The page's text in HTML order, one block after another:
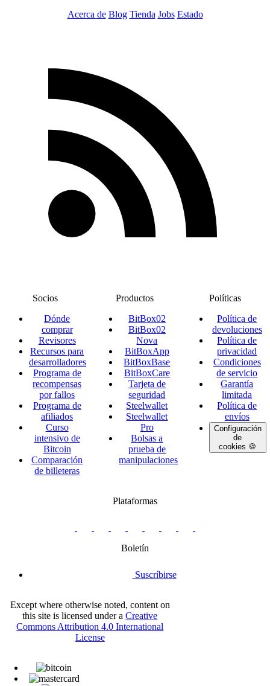
Acerca de Blog Tienda Jobs Estado
Socios
Dónde
comprar
Revisores
Recursos para
desarrolladores
Programa de
recompensas
por fallos
Programa de
afiliados
Curso
intensivo de
Bitcoin
Comparación
de billeteras
Productos
BitBox02
BitBox02
Nova
BitBoxApp
BitBoxBase
BitBoxCare
Tarjeta de
seguridad
Steelwallet
Steelwallet
Pro
Bolsas a
prueba de
manipulaciones
Políticas
Política de
devoluciones
Política de
privacidad
Condiciones
de servicio
Garantía
limitada
Política de
envíos
Configuración
de
cookies 🍪
Plataformas
swiss
group
Boletín
Suscríbirse
Except where otherwise noted, content on
this site is licensed under aCreative
Commons Attribution 4.0 International
License